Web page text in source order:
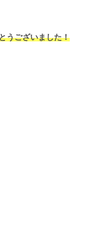
うございました！